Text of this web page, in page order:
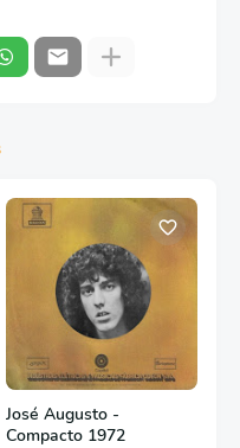
José Augusto -
Compacto 1972